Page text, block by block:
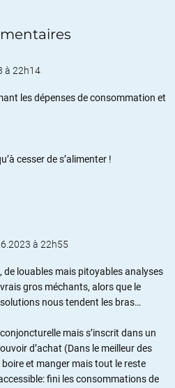
à 22h14
les dépenses de consommation et
cesser de s’alimenter !
à 22h55
de louables mais pitoyables analyses
gros méchants, alors que le
nous tendent les bras…
mais s’inscrit dans un
d’achat (Dans le meilleur des
et manger mais tout le reste
fini les consommations de